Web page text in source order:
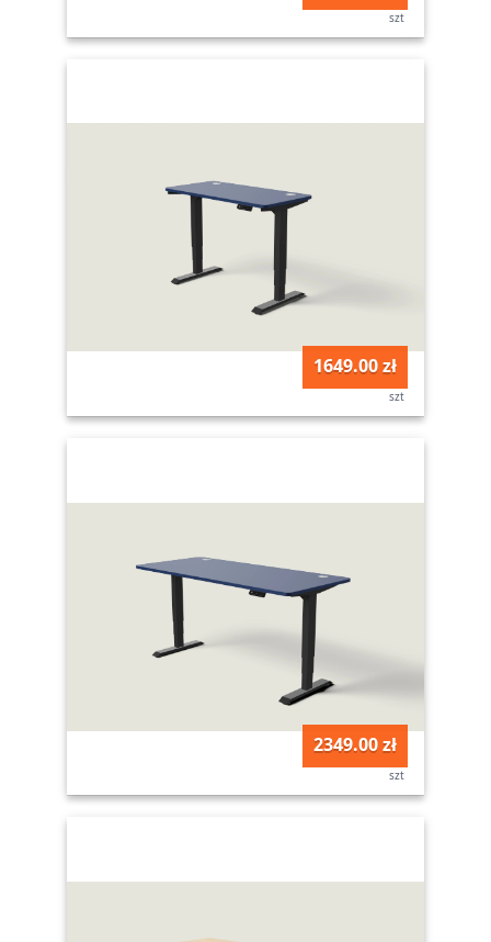
szt
1649.00 zł
szt
2349.00 zł
szt